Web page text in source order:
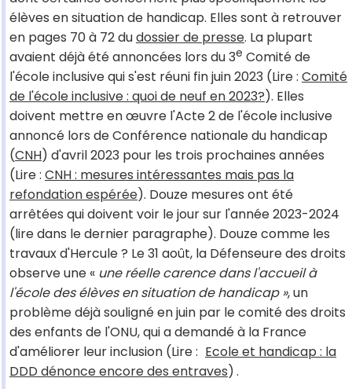
élèves en situation de handicap. Elles sont à retrouver
en pages 70 à 72 dudossier de presse. La plupart
avaient déjà été annoncées lors du 3e Comité de
l'école inclusive qui s'est réuni fin juin 2023 (Lire : Comité
de l'école inclusive : quoi de neuf en 2023?). Elles
doivent mettre en œuvre l'Acte 2 de l'école inclusive
annoncé lors de Conférence nationale du handicap
(CNH) d'avril 2023 pour les trois prochaines années
(Lire : CNH : mesures intéressantes mais pas la
refondation espérée). Douze mesures ont été
arrêtées qui doivent voir le jour sur l'année 2023-2024
(lire dans le dernier paragraphe). Douze comme les
travaux d'Hercule ? Le 31 août, la Défenseure des droits
observe une « une réelle carence dans l'accueil à
l'école des élèves en situation de handicap », un
problème déjà souligné en juin par le comité des droits
des enfants de l'ONU, qui a demandé à la France
d'améliorer leur inclusion (Lire : Ecole et handicap : la
DDD dénonce encore des entraves).